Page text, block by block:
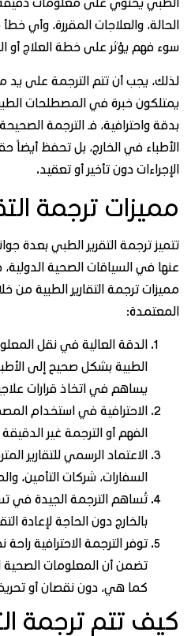
والعلاجات المقررة، وأي خطأ
فهم يؤثر على خطة العلاج أو
يجب أن تتم الترجمة على يد
خبرة في المصطلحات
واحترافية، فـ الترجمة الصحيحة
في الخارج، بل تحفظ أيضاً
دون تأخير أو تعقيد.
ترجمة
ترجمة التقرير الطبي بعدة
في السياقات الصحية الدولية،
ترجمة التقارير الطبية من
الدقة العالية في نقل
الطبية بشكل صحيح إلى الأطباء
يساهم في اتخاذ قرارات علاجية
الاحترافية في استخدام
الفهم أو الترجمة غير الدقيقة
الاعتماد الرسمي للتقارير
السفارات، شركات التأمين،
تُساهم الترجمة الجيدة في تسريع
بالخارج دون الحاجة لإعادة التقييم.
توفر الترجمة الاحترافية راحة
تضمن أن المعلومات الصحية
كما هي، دون نقصان أو تحريف.
تتم ترجمة